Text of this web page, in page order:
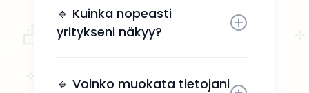
yhteydenottoja ilman, että sinun
tarvitsee käyttää aikaa
markkinointiin.
🔹 Kuinka nopeasti
yritykseni näkyy?
kuluessa aktivoinnin jälkeen.
🔹 Voinko muokata tietojani